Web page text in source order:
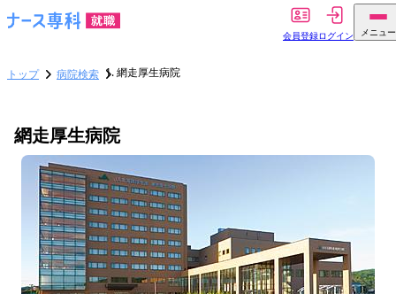
会員登録ログイン メニュー
トップ 病院検索 網走厚生病院
網走厚生病院